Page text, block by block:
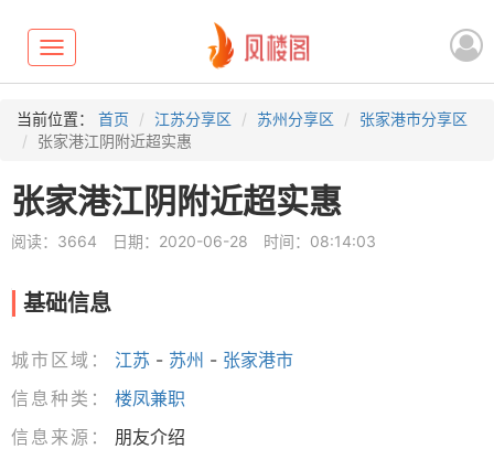
Toggle
navigation
当前位置： 首页 江苏分享区 苏州分享区
张家港市分享区
张家港江阴附近超实惠
张家港江阴附近超实惠
阅读：3664 日期：2020-06-28 时间：08:14:03
基础信息
城市区域： 江苏 - 苏州 - 张家港市
信息种类：
楼凤兼职
信息来源：
朋友介绍